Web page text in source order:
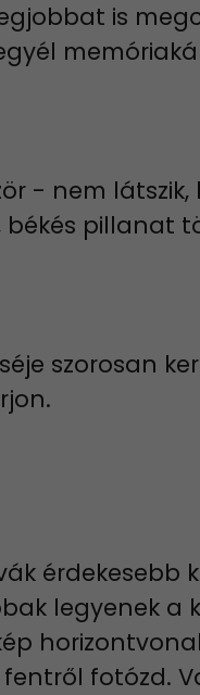
is
- nem
békés
szorosan
érdekesebb
legyenek a
fotózd.